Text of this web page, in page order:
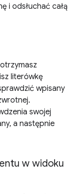
i odsłuchać całą
literówkę
wpisany
swojej
a następnie
w widoku